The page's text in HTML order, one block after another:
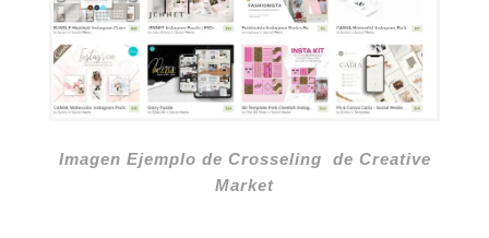
Imagen Ejemplo de Crosseling de Creative
Market